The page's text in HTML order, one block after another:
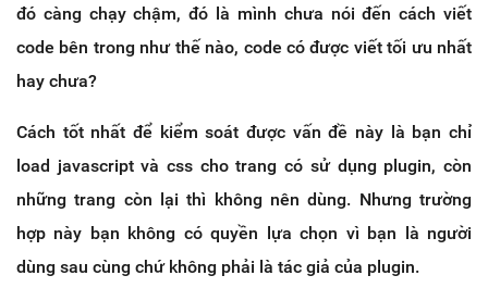
đó càng chạy chậm, đó là mình chưa nói đến cách viết
code bên trong như thế nào, code có được viết tối ưu nhất
hay chưa?
Cách tốt nhất để kiểm soát được vấn đề này là bạn chỉ
load javascript và css cho trang có sử dụng plugin, còn
những trang còn lại thì không nên dùng. Nhưng trường
hợp này bạn không có quyền lựa chọn vì bạn là người
dùng sau cùng chứ không phải là tác giả của plugin.